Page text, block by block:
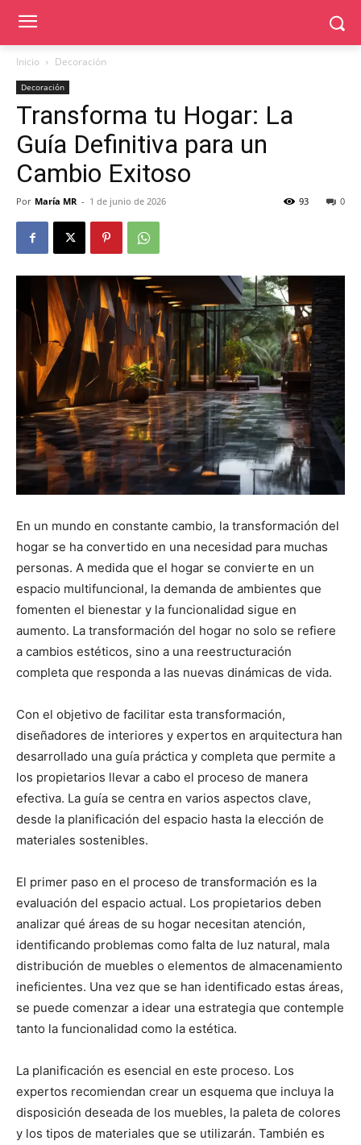
Inicio Decoración
Decoración
Transforma tu Hogar: La
Guía Definitiva para un
Cambio Exitoso
Por María MR - 1 de junio de 2026 0
93
En un mundo en constante cambio, la transformación del
hogar se ha convertido en una necesidad para muchas
personas. A medida que el hogar se convierte en un
espacio multifuncional, la demanda de ambientes que
fomenten el bienestar y la funcionalidad sigue en
aumento. La transformación del hogar no solo se refiere
a cambios estéticos, sino a una reestructuración
completa que responda a las nuevas dinámicas de vida.
Con el objetivo de facilitar esta transformación,
diseñadores de interiores y expertos en arquitectura han
desarrollado una guía práctica y completa que permite a
los propietarios llevar a cabo el proceso de manera
efectiva. La guía se centra en varios aspectos clave,
desde la planificación del espacio hasta la elección de
materiales sostenibles.
El primer paso en el proceso de transformación es la
evaluación del espacio actual. Los propietarios deben
analizar qué áreas de su hogar necesitan atención,
identificando problemas como falta de luz natural, mala
distribución de muebles o elementos de almacenamiento
ineficientes. Una vez que se han identificado estas áreas,
se puede comenzar a idear una estrategia que contemple
tanto la funcionalidad como la estética.
La planificación es esencial en este proceso. Los
expertos recomiendan crear un esquema que incluya la
disposición deseada de los muebles, la paleta de colores
y los tipos de materiales que se utilizarán. También es